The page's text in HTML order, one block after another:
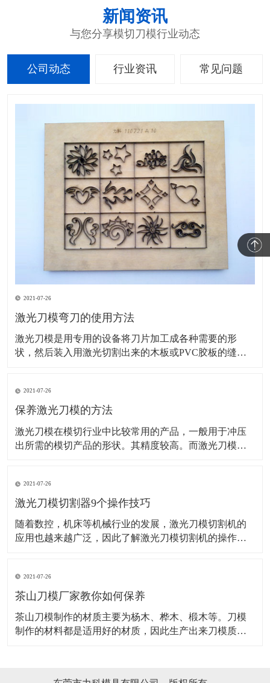
新闻资讯
与您分享模切刀模行业动态
公司动态 行业资讯 常见问题
2021-07-26
激光刀模弯刀的使用方法
激光刀模是用专用的设备将刀片加工成各种需要的形
状，然后装入用激光切割出来的木板或PVC胶板的缝隙
旧模具的调整：基本上旧模具安装在机床上刀尖刀口对
齐一致就可以了。如模具的刀尖大小厚度不一、装夹部
2021-07-26
保养激光刀模的方法
激光刀模在模切行业中比较常用的产品，一般用于冲压
出所需的模切产品的形状。其精度较高。而激光刀模的
的操作机械，保养也是很好控制衰老和老化的一种最优
先的方法，并且还能保证下次使用的时候激光刀模能更
2021-07-26
激光刀模切割器9个操作技巧
随着数控，机床等机械行业的发展，激光刀模切割机的
应用也越来越广泛，因此了解激光刀模切割机的操作应
须穿戴劳保用品。 2、操作者必须经过严格培训，才能上
岗，对不要不熟悉激光刀模切割机操作要领
2021-07-26
茶山刀模厂家教你如何保养
​茶山刀模制作的材质主要为杨木、桦木、椴木等。刀模
制作的材料都是适用好的材质，因此生产出来刀模质量